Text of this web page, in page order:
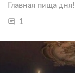
Главная пища дня!
1